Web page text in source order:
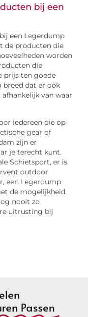
bij een
een Legerdump
de producten die
worden
die
prijs ten goede
breed dat er ook
van waar
iedereen die op
gear of
zijn er
je terecht kunt.
Schietsport, er is
outdoor
een Legerdump
de mogelijkheid
nooit zo
uitrusting bij
Passen